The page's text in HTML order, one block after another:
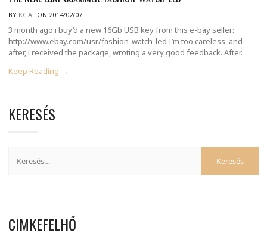
BY KGA ON 2014/02/07
3 month ago i buy’d a new 16Gb USB key from this e-bay seller:
http://www.ebay.com/usr/fashion-watch-led I’m too careless, and
after, i received the package, wroting a very good feedback. After.
Keep Reading →
KERESÉS
CIMKEFELHŐ